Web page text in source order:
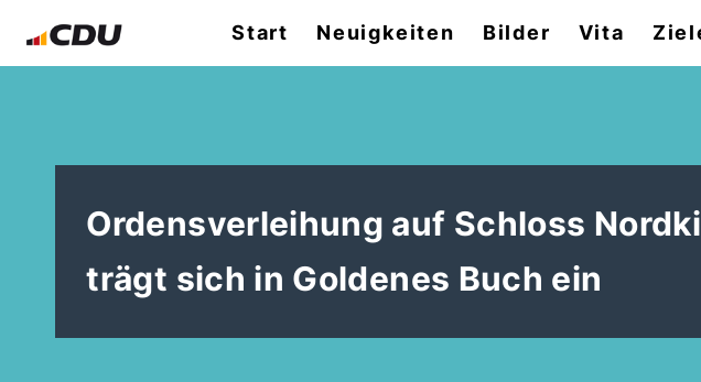
Start Neuigkeiten Bilder Vita
Ordensverleihung auf Schloss
trägt sich in Goldenes Buch ein